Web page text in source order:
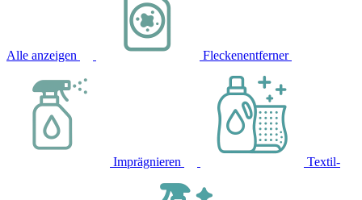
Alle anzeigen Fleckenentferner
Imprägnieren Textil-